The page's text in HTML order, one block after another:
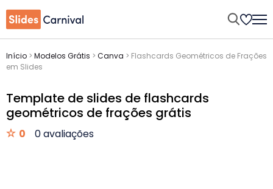
Início > Modelos Grátis > Canva > Flashcards Geométricos de Frações
em Slides
Template de slides de flashcards
geométricos de frações grátis
0 0 avaliações